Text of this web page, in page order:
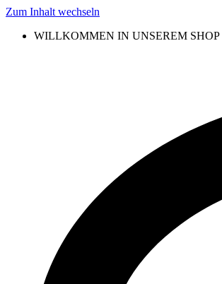
Zum Inhalt wechseln
WILLKOMMEN IN UNSEREM SHOP